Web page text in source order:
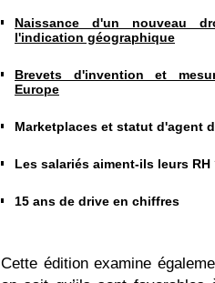
Naissance d'un nouveau
l'indication géographique
Brevets d'invention et
Europe
Marketplaces et statut d'agent
Les salariés aiment-ils leurs RH
15 ans de drive en chiffres
Cette édition examine